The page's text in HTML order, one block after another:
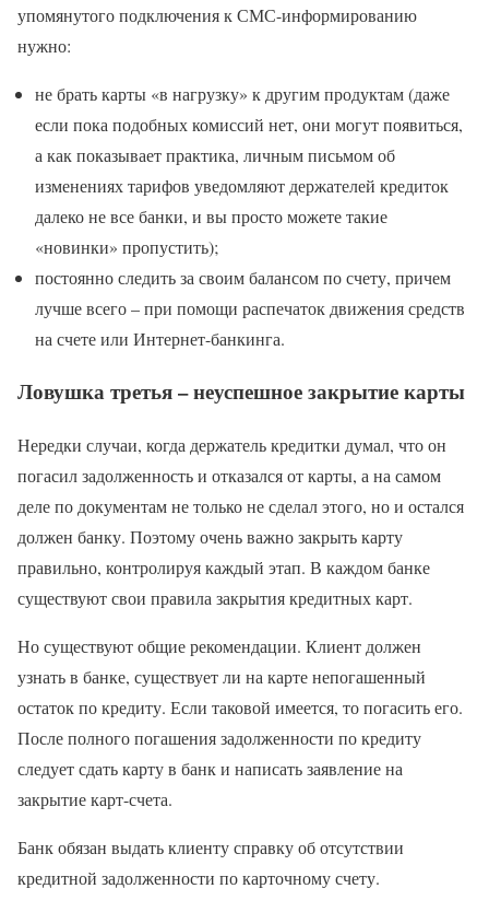
упомянутого подключения к СМС-информированию
нужно:
не брать карты «в нагрузку» к другим продуктам (даже
если пока подобных комиссий нет, они могут появиться,
а как показывает практика, личным письмом об
изменениях тарифов уведомляют держателей кредиток
далеко не все банки, и вы просто можете такие
«новинки» пропустить);
постоянно следить за своим балансом по счету, причем
лучше всего – при помощи распечаток движения средств
на счете или Интернет-банкинга.
Ловушка третья – неуспешное закрытие карты
Нередки случаи, когда держатель кредитки думал, что он
погасил задолженность и отказался от карты, а на самом
деле по документам не только не сделал этого, но и остался
должен банку. Поэтому очень важно закрыть карту
правильно, контролируя каждый этап. В каждом банке
существуют свои правила закрытия кредитных карт.
Но существуют общие рекомендации. Клиент должен
узнать в банке, существует ли на карте непогашенный
остаток по кредиту. Если таковой имеется, то погасить его.
После полного погашения задолженности по кредиту
следует сдать карту в банк и написать заявление на
закрытие карт-счета.
Банк обязан выдать клиенту справку об отсутствии
кредитной задолженности по карточному счету.